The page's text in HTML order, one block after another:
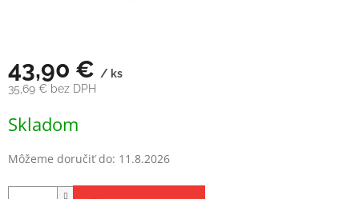
43,90 € / ks
35,69 € bez DPH
cena:
Skladom
Môžeme doručiť do: 11.8.2026